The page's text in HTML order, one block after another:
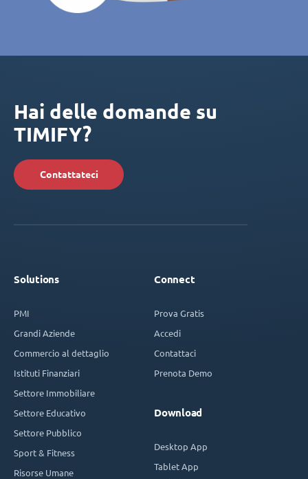
Hai delle domande su
TIMIFY?
Contattateci
Solutions
PMI
Grandi Aziende
Commercio al dettaglio
Istituti Finanziari
Settore Immobiliare
Settore Educativo
Settore Pubblico
Sport & Fitness
Risorse Umane
Connect
Prova Gratis
Accedi
Contattaci
Prenota Demo
Download
Desktop App
Tablet App